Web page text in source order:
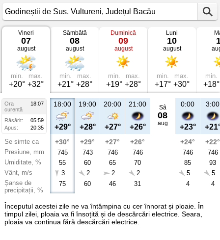
Vremea
Godineștii
Sus
Vultureni,
Județul
Bacău
Vineri
07
august
min.
+20°
max.
+32°
Sâmbătă
08
august
min.
+21°
max.
+28°
Duminică
09
august
min.
+19°
max.
+28°
Luni
10
august
min.
+17°
max.
+30°
min.
+18°
Ora
18:07
curentă
Răsărit:
05:59
Apus:
20:35
Se simte ca
Presiune, mm
Umiditate, %
Vânt, m/s
Șanse de
precipitații, %
18:00
+29°
+30°
745
55
3
75
19:00
+28°
+29°
743
60
2
60
20:00
+27°
+27°
746
65
2
46
21:00
+26°
+26°
746
70
2
31
Sâ
08
aug
0:00
+23°
+24°
746
85
5
4
3:00
+22°
746
93
5
4
Începutul acestei zile ne va întâmpina cu cer înnorat și ploaie. În
timpul zilei, ploaia va fi însoțită și de descărcări electrice. Seara,
ploaia va continua fără descărcări electrice.